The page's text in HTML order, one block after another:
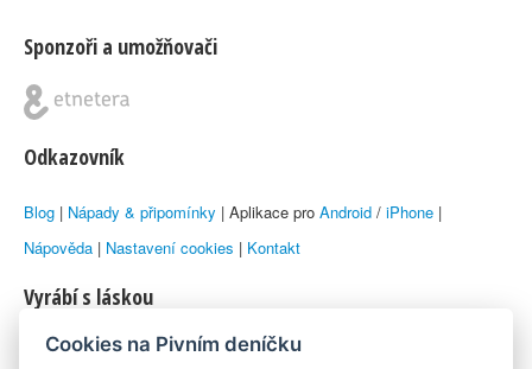
Sponzoři a umožňovači
Odkazovník
Blog | Nápady & připomínky | Aplikace pro Android / iPhone |
Nápověda | Nastavení cookies | Kontakt
Vyrábí s láskou
© 2010–2026 byLukáš Zemanaka Emka
Cookies na Pivním deníčku